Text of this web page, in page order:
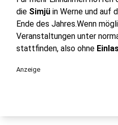
die Simjü in Werne und auf
Ende des Jahres.Wenn
Veranstaltungen unter
stattfinden, also ohne
Anzeige